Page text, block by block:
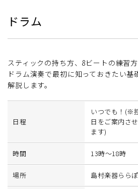
ドラム
スティックの持ち方、8ビートの練習方
ドラム演奏で最初に知っておきたい基
解説します。
日程
いつでも！(※
日をご案内さ
ます)
時間 13時～18時
場所 島村楽器らら